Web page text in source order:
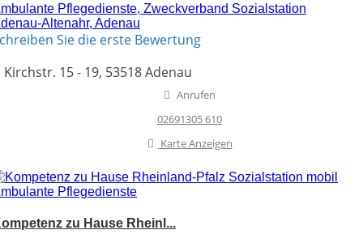
Pflegedienste, Zweckverband Sozialstation
Altenahr, Adenau
Sie die erste Bewertung
Kirchstr. 15 - 19, 53518 Adenau
Anrufen
02691305 610
Karte Anzeigen
Pflegedienste
zu Hause Rheinl...